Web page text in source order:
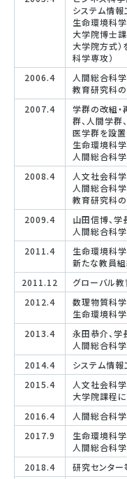
システム情
生命環境科
大学院博士
大学院方式
科学専攻）
2006.4
人間総合科
教育研究科
2007.4
学群の改組・
群、人間学群
医学群を設置
生命環境科
人間総合科
2008.4
人文社会科
人間総合科
教育研究科
2009.4
山田信博、学
人間総合科
2011.4
生命環境科
新たな教員組
2011.12
グローバル
2012.4
数理物質科
生命環境科
2013.4
永田恭介、学
人間総合科
2014.4
システム情
2015.4
人文社会科
大学院課程
2016.4
人間総合科
2017.9
生命環境科
人間総合科
2018.4
研究センタ